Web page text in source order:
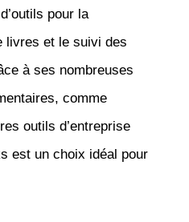
pour la
livres et le suivi des
à ses nombreuses
comme
outils d’entreprise
est un choix idéal pour